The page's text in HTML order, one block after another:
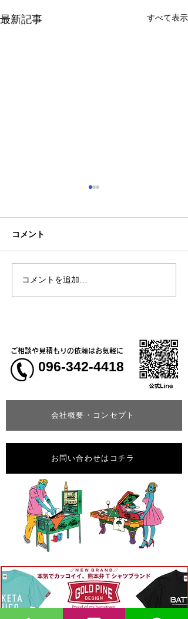
最新記事 すべて表示
熊本地震明けの営業につ
いてのお知らせ
コメント
コメントを追加…
会社概要・コンセプト
ご相談や見積もりの依頼はお気軽に
096-342-4418
お問い合わせはコチラ